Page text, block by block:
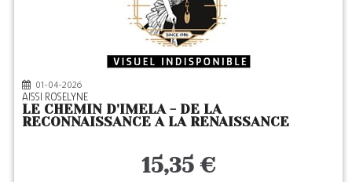
01-04-2026
AISSI ROSELYNE
LE CHEMIN D'IMELA - DE LA
RECONNAISSANCE A LA RENAISSANCE
15,35 €